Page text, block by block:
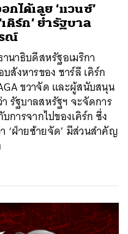
กได้เลย ‘แวนซ์’
ร์ก’ ย้ำรัฐบาล
ณ์
นาธิบดีสหรัฐอเมริกา
งหารของ ชาร์ลี เคิร์ก
ขวาจัด และผู้สนับสนุน
รัฐบาลสหรัฐฯ จะจัดการ
การจากไปของเคิร์ก ซึ่ง
‘ฝ่ายซ้ายจัด’ มีส่วนสำคัญ